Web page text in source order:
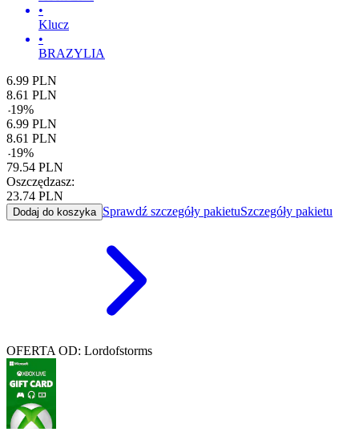
•
Klucz
•
BRAZYLIA
6.99 PLN
8.61 PLN
-19%
6.99 PLN
8.61 PLN
-19%
79.54 PLN
Oszczędzasz:
23.74 PLN
Dodaj do koszyka Sprawdź szczegóły pakietuSzczegóły pakietu
OFERTA OD: Lordofstorms